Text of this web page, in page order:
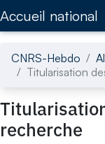
Accueil national
CNRS-Hebdo
Titularisation
recherche